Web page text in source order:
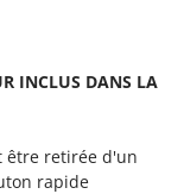
INCLUS DANS LA
être retirée d'un
rapide